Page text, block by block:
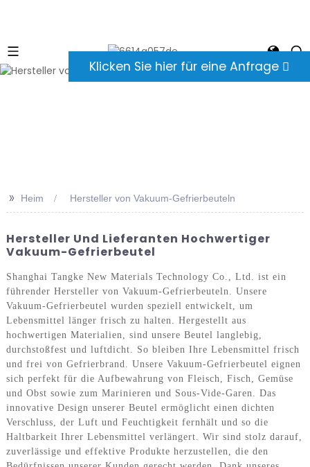
Klicken Sie hier für eine Anfrage
>> Heim Hersteller von Vakuum-Gefrierbeuteln
Hersteller Und Lieferanten Hochwertiger
Vakuum-Gefrierbeutel
Shanghai Tangke New Materials Technology Co., Ltd. ist ein
führender Hersteller von Vakuum-Gefrierbeuteln. Unsere
Vakuum-Gefrierbeutel wurden speziell entwickelt, um
Lebensmittel länger frisch zu halten. Hergestellt aus
hochwertigen Materialien, sind unsere Beutel langlebig,
durchstoßfest und luftdicht. So bleiben Ihre Lebensmittel frisch
und frei von Gefrierbrand. Unsere Vakuum-Gefrierbeutel eignen
sich perfekt für die Aufbewahrung von Fleisch, Fisch, Gemüse
und Obst sowie zum Marinieren und Sous-Vide-Garen. Das
innovative Design unserer Beutel ermöglicht einen dichten
Verschluss, der Luft und Feuchtigkeit fernhält und so die
Haltbarkeit Ihrer Lebensmittel verlängert. Wir sind stolz darauf,
zuverlässige und effektive Produkte herzustellen, die den